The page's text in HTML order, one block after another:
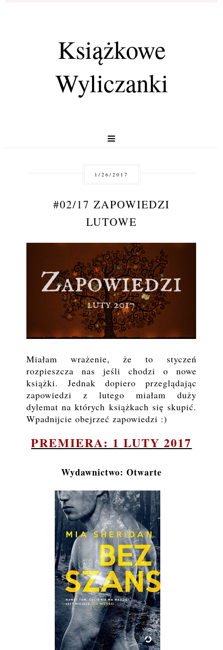
Książkowe
Wyliczanki
≡
1/26/2017
#02/17 ZAPOWIEDZI
LUTOWE
Miałam wrażenie, że to styczeń
rozpieszcza nas jeśli chodzi o nowe
książki. Jednak dopiero przeglądając
zapowiedzi z lutego miałam duży
dylemat na których książkach się skupić.
Wpadnijcie obejrzeć zapowiedzi :)
PREMIERA: 1 LUTY 2017
Wydawnictwo: Otwarte